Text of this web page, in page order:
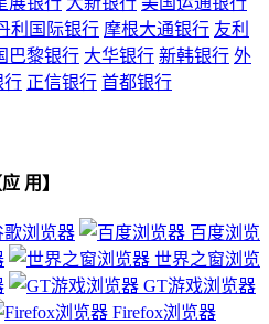
利国际银行 摩根大通银行 友利
巴黎银行 大华银行 新韩银行 外
行 正信银行 首都银行
应 用】
歌浏览器
百度浏览
世界之窗浏览
GT游戏浏览器
Firefox浏览器